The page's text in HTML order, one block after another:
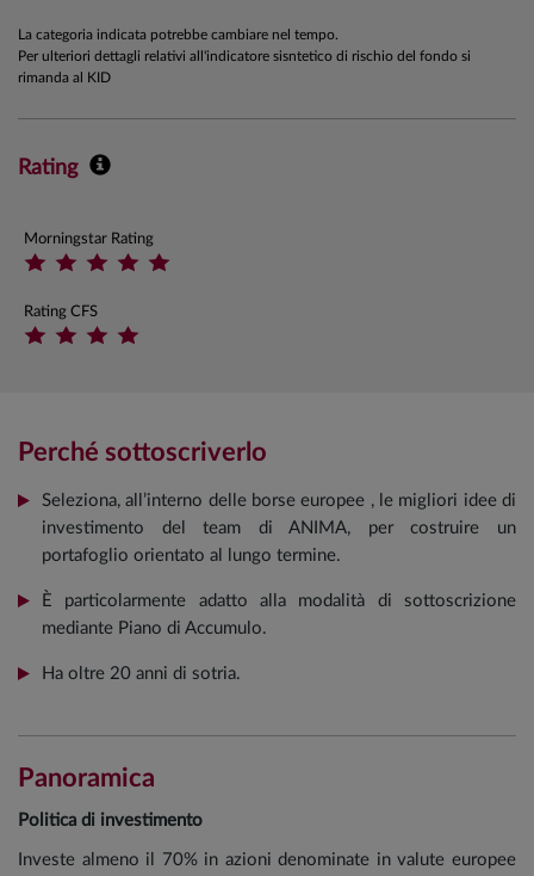
La categoria indicata potrebbe cambiare nel tempo.
Per ulteriori dettagli relativi all'indicatore sisntetico di rischio del fondo si
rimanda al KID
Rating
Morningstar Rating
Rating CFS
Perché sottoscriverlo
Seleziona, all’interno delle borse europee , le migliori idee di
investimento del team di ANIMA, per costruire un
portafoglio orientato al lungo termine.
È particolarmente adatto alla modalità di sottoscrizione
mediante Piano di Accumulo.
Ha oltre 20 anni di sotria.
Panoramica
Politica di investimento
Investe almeno il 70% in azioni denominate in valute europee